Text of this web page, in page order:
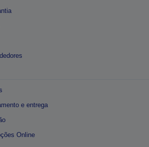
e entrega
Online